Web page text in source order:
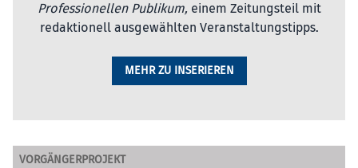
Professionellen Publikum, einem Zeitungsteil mit
redaktionell ausgewählten Veranstaltungstipps.
MEHR ZU INSERIEREN
VORGÄNGERPROJEKT